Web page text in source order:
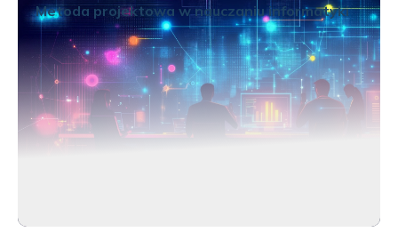
Metoda projektowa w nauczaniu informatyki